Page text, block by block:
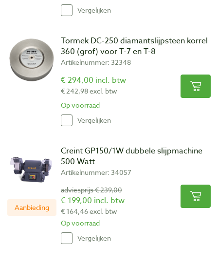
Vergelijken
Tormek DC-250 diamantslijpsteen korrel
360 (grof) voor T-7 en T-8
Artikelnummer: 32348
€ 294,00 incl. btw
€ 242,98 excl. btw
Op voorraad
Vergelijken
Aanbieding
Creint GP150/1W dubbele slijpmachine
500 Watt
Artikelnummer: 34057
adviesprijs € 239,00
€ 199,00 incl. btw
€ 164,46 excl. btw
Op voorraad
Vergelijken